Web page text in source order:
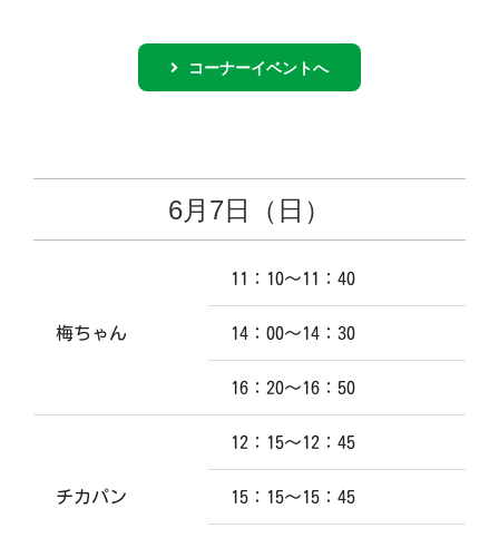
コーナーイベントへ
6月7日（日）
梅ちゃん
11：10～11：40
14：00～14：30
16：20～16：50
チカパン
12：15～12：45
15：15～15：45